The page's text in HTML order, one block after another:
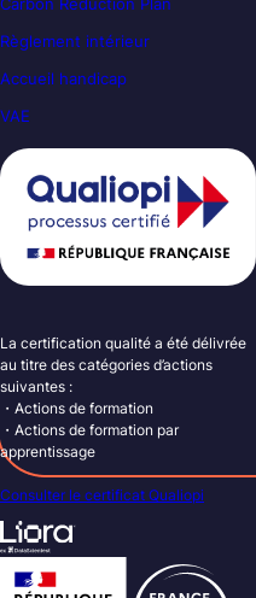
Carbon Reduction Plan
Règlement intérieur
Accueil handicap
VAE
La certification qualité a été délivrée
au titre des catégories d’actions
suivantes :
・Actions de formation
・Actions de formation par
apprentissage
Consulter le certificat Qualiopi